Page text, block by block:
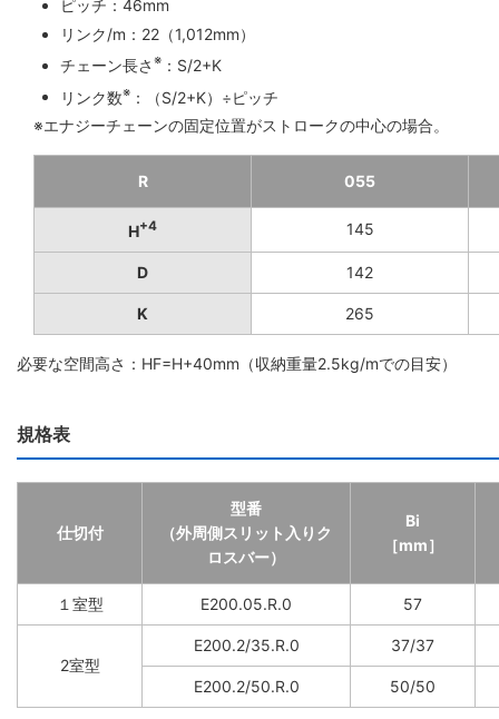
ピッチ：46mm
リンク/m：22（1,012mm）
チェーン長さ ※：S/2+K
リンク数※：（S/2+K）÷ピッチ
※エナジーチェーンの固定位置がストロークの中心の場合。
R 055
H+4 145
D 142
K 265
必要な空間高さ：HF=H+40mm（収納重量2.5kg/mでの目安）
規格表
仕切付
型番
（外周側スリット入りク
ロスバー）
Bi
［mm］
１室型 E200.05.R.0 57
2室型
E200.2/35.R.0 37/37
E200.2/50.R.0 50/50